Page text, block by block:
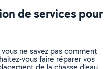
de services pour
ne savez pas comment
vous faire réparer vos
de la chasse d’eau